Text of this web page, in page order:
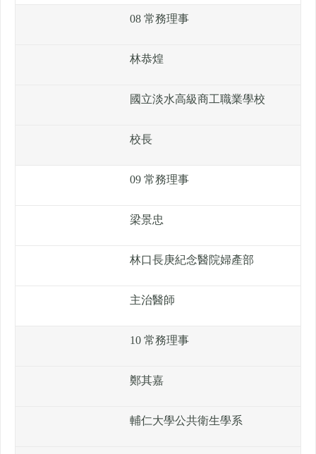
08 常務理事
林恭煌
國立淡水高級商工職業學校
校長
09 常務理事
梁景忠
林口長庚紀念醫院婦產部
主治醫師
10 常務理事
鄭其嘉
輔仁大學公共衛生學系